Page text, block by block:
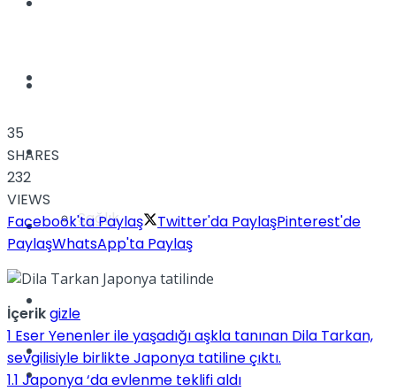
Sağlık
TV
Türkiye
Müzik
Tatil
35
SHARES
232
VIEWS
Facebook'ta Paylaş
Twitter'da PaylaşPinterest'de
PaylaşWhatsApp'ta Paylaş
İçerikgizle
1 Eser Yenenler ile yaşadığı aşkla tanınan Dila Tarkan,
sevgilisiyle birlikte Japonya tatiline çıktı.
1.1 Japonya ‘da evlenme teklifi aldı